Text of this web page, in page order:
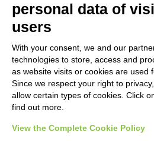
Work of art Entry
Anonimo italiano sec. XIV, Iniziale
Motivo decorativo con animali
personal data of
users
With your consent, we and our
technologies to store, access and
as website visits or cookies are used
Since we respect your right to
allow certain types of cookies. Click
find out more.
View the Complete Cookie Policy